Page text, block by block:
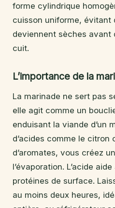
forme cylindrique
cuisson uniforme, évitant
deviennent sèches avant
cuit.
L’importance de la
La marinade ne sert pas
elle agit comme un
enduisant la viande d’un
d’acides comme le citron
d’aromates, vous créez
l’évaporation. L’acide
protéines de surface.
au moins deux heures,